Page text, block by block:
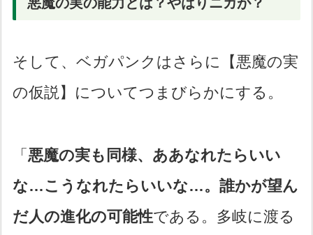
そして、ベガパンクはさらに【悪魔の実
の仮説】についてつまびらかにする。
「悪魔の実も同様、ああなれたらいい
な…こうなれたらいいな…。誰かが望ん
だ人の進化の可能性である。多岐に渡る